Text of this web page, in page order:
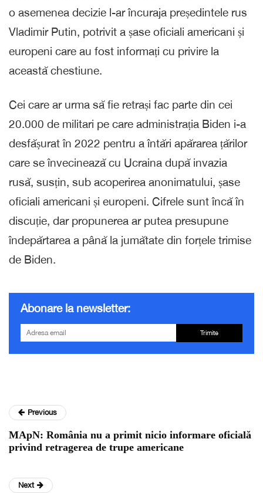
o asemenea decizie l-ar încuraja președintele rus
Vladimir Putin, potrivit a șase oficiali americani și
europeni care au fost informați cu privire la
această chestiune.
Cei care ar urma să fie retrași fac parte din cei
20.000 de militari pe care administrația Biden i-a
desfășurat în 2022 pentru a întări apărarea țărilor
care se învecinează cu Ucraina după invazia
rusă, susțin, sub acoperirea anonimatului, șase
oficiali americani și europeni. Cifrele sunt încă în
discuție, dar propunerea ar putea presupune
îndepărtarea a până la jumătate din forțele trimise
de Biden.
Abonare la newsletter:
Trimite
Previous
MApN: România nu a primit nicio informare oficială
privind retragerea de trupe americane
Next